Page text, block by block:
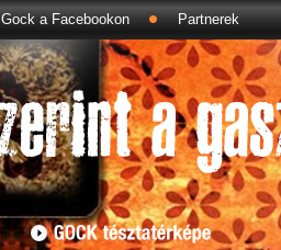
Gock a Facebookon Partnerek